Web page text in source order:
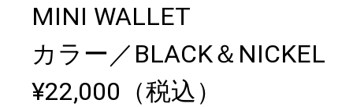
MINI WALLET
カラー／BLACK＆NICKEL
¥22,000（税込）